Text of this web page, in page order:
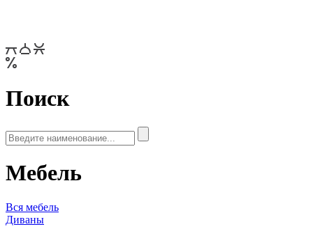
Поиск
Мебель
Вся мебель
Диваны